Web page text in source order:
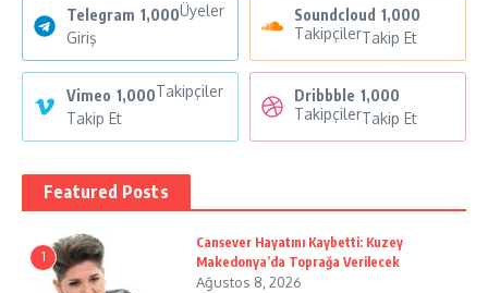
Telegram 1,000Üyeler
Giriş
Soundcloud 1,000
TakipçilerTakip Et
Vimeo 1,000Takipçiler
Takip Et
Dribbble 1,000
TakipçilerTakip Et
Featured Posts
1
Cansever Hayatını Kaybetti: Kuzey
Makedonya’da Toprağa Verilecek
Ağustos 8, 2026